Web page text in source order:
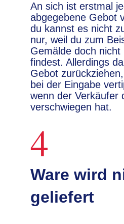
An sich ist erstmal
abgegebene Gebot
du kannst es nicht
nur, weil du zum
Gemälde doch
findest. Allerdings
Gebot
bei der Eingabe
wenn der Verkäufer
verschwiegen hat.
4
Ware wird
geliefert